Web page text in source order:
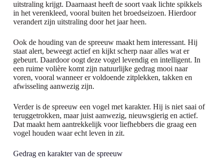
uitstraling krijgt. Daarnaast heeft de soort vaak lichte spikkels
in het verenkleed, vooral buiten het broedseizoen. Hierdoor
verandert zijn uitstraling door het jaar heen.
Ook de houding van de spreeuw maakt hem interessant. Hij
staat alert, beweegt actief en kijkt scherp naar alles wat er
gebeurt. Daardoor oogt deze vogel levendig en intelligent. In
een ruime volière komt zijn natuurlijke gedrag mooi naar
voren, vooral wanneer er voldoende zitplekken, takken en
afwisseling aanwezig zijn.
Verder is de spreeuw een vogel met karakter. Hij is niet saai of
teruggetrokken, maar juist aanwezig, nieuwsgierig en actief.
Dat maakt hem aantrekkelijk voor liefhebbers die graag een
vogel houden waar echt leven in zit.
Gedrag en karakter van de spreeuw